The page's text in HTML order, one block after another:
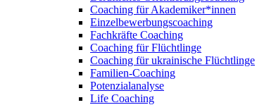
Coaching für Akademiker*innen
Einzelbewerbungscoaching
Fachkräfte Coaching
Coaching für Flüchtlinge
Coaching für ukrainische Flüchtlinge
Familien-Coaching
Potenzialanalyse
Life Coaching